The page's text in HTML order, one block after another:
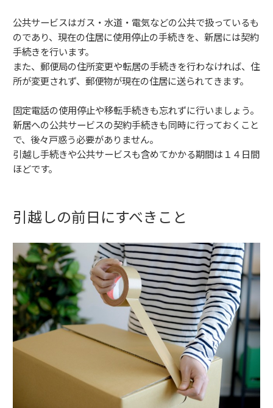
公共サービスはガス・水道・電気などの公共で扱っているも
のであり、現在の住居に使用停止の手続きを、新居には契約
手続きを行います。
また、郵便局の住所変更や転居の手続きを行わなければ、住
所が変更されず、郵便物が現在の住居に送られてきます。
固定電話の使用停止や移転手続きも忘れずに行いましょう。
新居への公共サービスの契約手続きも同時に行っておくこと
で、後々戸惑う必要がありません。
引越し手続きや公共サービスも含めてかかる期間は１４日間
ほどです。
引越しの前日にすべきこと